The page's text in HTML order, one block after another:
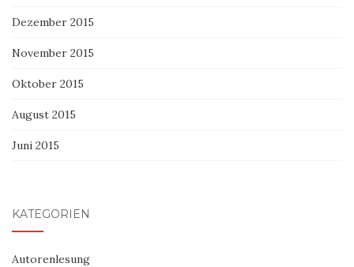
Dezember 2015
November 2015
Oktober 2015
August 2015
Juni 2015
KATEGORIEN
Autorenlesung